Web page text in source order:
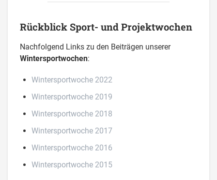
Rückblick Sport- und Projektwochen
Nachfolgend Links zu den Beiträgen unserer
Wintersportwochen:
Wintersportwoche 2022
Wintersportwoche 2019
Wintersportwoche 2018
Wintersportwoche 2017
Wintersportwoche 2016
Wintersportwoche 2015